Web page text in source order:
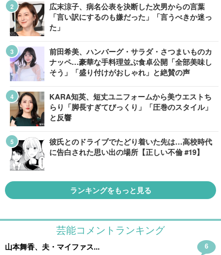
広末涼子、病名公表を決断した次男からの言葉
「言い訳にするのも嫌だった」「言うべきか迷っ
た」
前田希美、ハンバーグ・サラダ・さつまいものカ
ナッペ…豪華な手料理並ぶ食卓公開「全部美味し
そう」「盛り付けがおしゃれ」と絶賛の声
KARA知英、短丈ユニフォームから美ウエストち
らり「脚長すぎてびっくり」「圧巻のスタイル」
と反響
彼氏とのドライブでたどり着いた先は…高校時代
に告白された思い出の場所【正しい不倫 #19】
ランキングをもっと見る